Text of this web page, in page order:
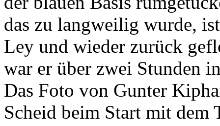
das zu langweilig wurde,
Ley und wieder zurück
war er über zwei Stunden
Das Foto von Gunter
Scheid beim Start mit dem